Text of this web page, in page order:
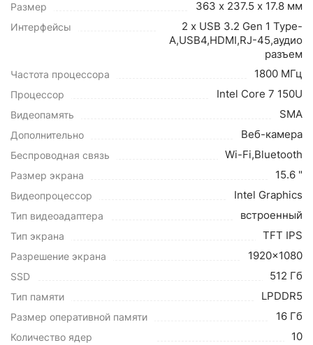
Размер 363 х 237.5 х 17.8 мм
Интерфейсы
2 x USB 3.2 Gen 1 Type-
A,USB4,HDMI,RJ-45,аудио
разъем
Частота процессора 1800 МГц
Процессор Intel Core 7 150U
Видеопамять SMA
Дополнительно Веб-камера
Беспроводная связь Wi-Fi,Bluetooth
Размер экрана 15.6 "
Видеопроцессор Intel Graphics
Тип видеоадаптера встроенный
Тип экрана TFT IPS
Разрешение экрана 1920x1080
SSD 512 Гб
Тип памяти LPDDR5
Размер оперативной памяти 16 Гб
Количество ядер
10